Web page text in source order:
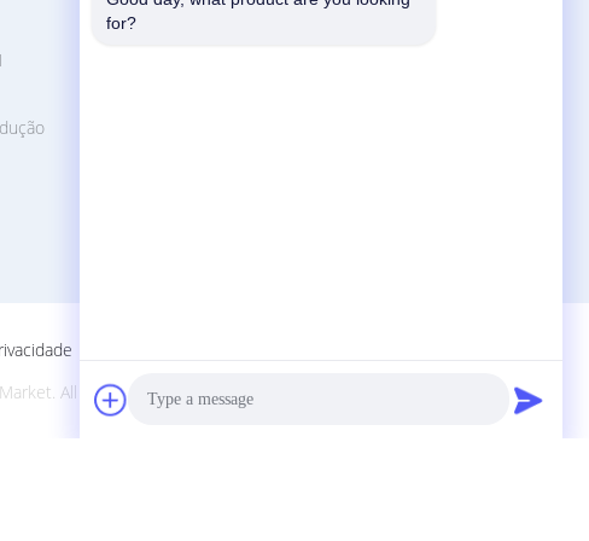
Fale Conosco
All Rights Reserved. Developed by
for?